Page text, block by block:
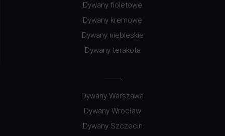
Dywany fioletowe
Dywany kremowe
Dywany niebieskie
Dywany terakota
Dywany Warszawa
Dywany Wrocław
Dywany Szczecin